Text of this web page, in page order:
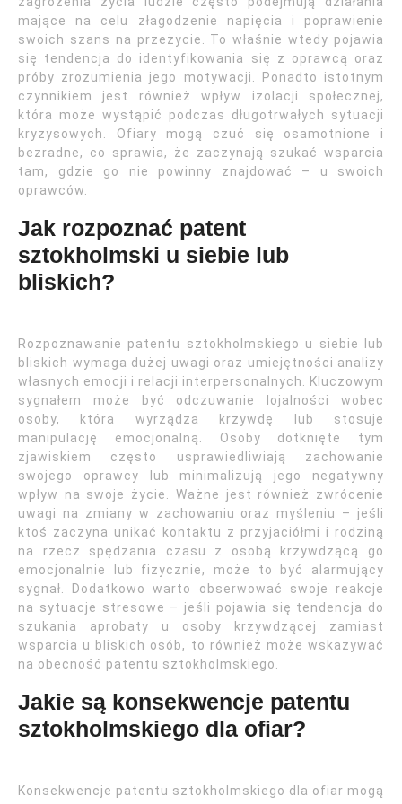
mające na celu złagodzenie napięcia i poprawienie
swoich szans na przeżycie. To właśnie wtedy pojawia
się tendencja do identyfikowania się z oprawcą oraz
próby zrozumienia jego motywacji. Ponadto istotnym
czynnikiem jest również wpływ izolacji społecznej,
która może wystąpić podczas długotrwałych sytuacji
kryzysowych. Ofiary mogą czuć się osamotnione i
bezradne, co sprawia, że zaczynają szukać wsparcia
tam, gdzie go nie powinny znajdować – u swoich
oprawców.
Jak rozpoznać patent
sztokholmski u siebie lub
bliskich?
Rozpoznawanie patentu sztokholmskiego u siebie lub
bliskich wymaga dużej uwagi oraz umiejętności analizy
własnych emocji i relacji interpersonalnych. Kluczowym
sygnałem może być odczuwanie lojalności wobec
osoby, która wyrządza krzywdę lub stosuje
manipulację emocjonalną. Osoby dotknięte tym
zjawiskiem często usprawiedliwiają zachowanie
swojego oprawcy lub minimalizują jego negatywny
wpływ na swoje życie. Ważne jest również zwrócenie
uwagi na zmiany w zachowaniu oraz myśleniu – jeśli
ktoś zaczyna unikać kontaktu z przyjaciółmi i rodziną
na rzecz spędzania czasu z osobą krzywdzącą go
emocjonalnie lub fizycznie, może to być alarmujący
sygnał. Dodatkowo warto obserwować swoje reakcje
na sytuacje stresowe – jeśli pojawia się tendencja do
szukania aprobaty u osoby krzywdzącej zamiast
wsparcia u bliskich osób, to również może wskazywać
na obecność patentu sztokholmskiego.
Jakie są konsekwencje patentu
sztokholmskiego dla ofiar?
Konsekwencje patentu sztokholmskiego dla ofiar mogą